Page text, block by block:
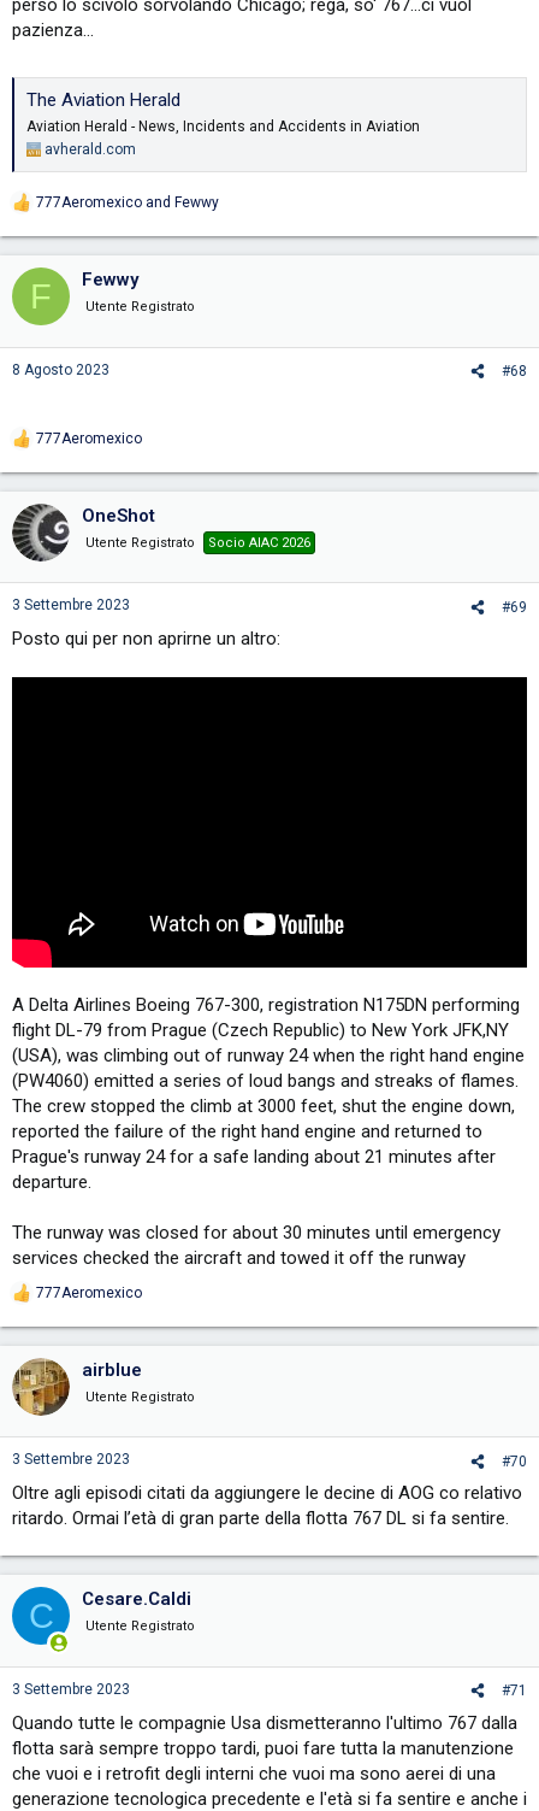
perso lo scivolo sorvolando Chicago; rega, so' 767...ci vuol
pazienza...
The Aviation Herald
Aviation Herald - News, Incidents and Accidents in Aviation
avherald.com
R
t
i
n
s
777Aeromexico and Fewwy
F Fewwy
Utente Registrato
8 Agosto 2023 #68
R
t
i
n
s
777Aeromexico
OneShot
Utente Registrato Socio AIAC 2026
3 Settembre 2023 #69
Posto qui per non aprirne un altro:
A Delta Airlines Boeing 767-300, registration N175DN performing
flight DL-79 from Prague (Czech Republic) to New York JFK,NY
(USA), was climbing out of runway 24 when the right hand engine
(PW4060) emitted a series of loud bangs and streaks of flames.
The crew stopped the climb at 3000 feet, shut the engine down,
reported the failure of the right hand engine and returned to
Prague's runway 24 for a safe landing about 21 minutes after
departure.
The runway was closed for about 30 minutes until emergency
services checked the aircraft and towed it off the runway
R
t
i
n
s
777Aeromexico
airblue
Utente Registrato
3 Settembre 2023 #70
Oltre agli episodi citati da aggiungere le decine di AOG co relativo
ritardo. Ormai l’età di gran parte della flotta 767 DL si fa sentire.
C Cesare.Caldi
Utente Registrato
3 Settembre 2023 #71
Quando tutte le compagnie Usa dismetteranno l'ultimo 767 dalla
flotta sarà sempre troppo tardi, puoi fare tutta la manutenzione
che vuoi e i retrofit degli interni che vuoi ma sono aerei di una
generazione tecnologica precedente e l'età si fa sentire e anche i